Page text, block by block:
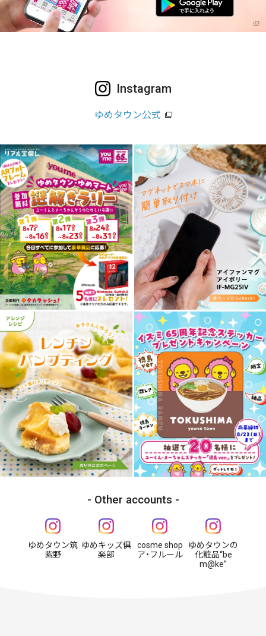
Instagram
ゆめタウン公式
Other accounts
ゆめタウン筑
紫野
ゆめキッズ俱
楽部
cosme shop
ア・フルール
ゆめタウンの
化粧品“be
m@ke”